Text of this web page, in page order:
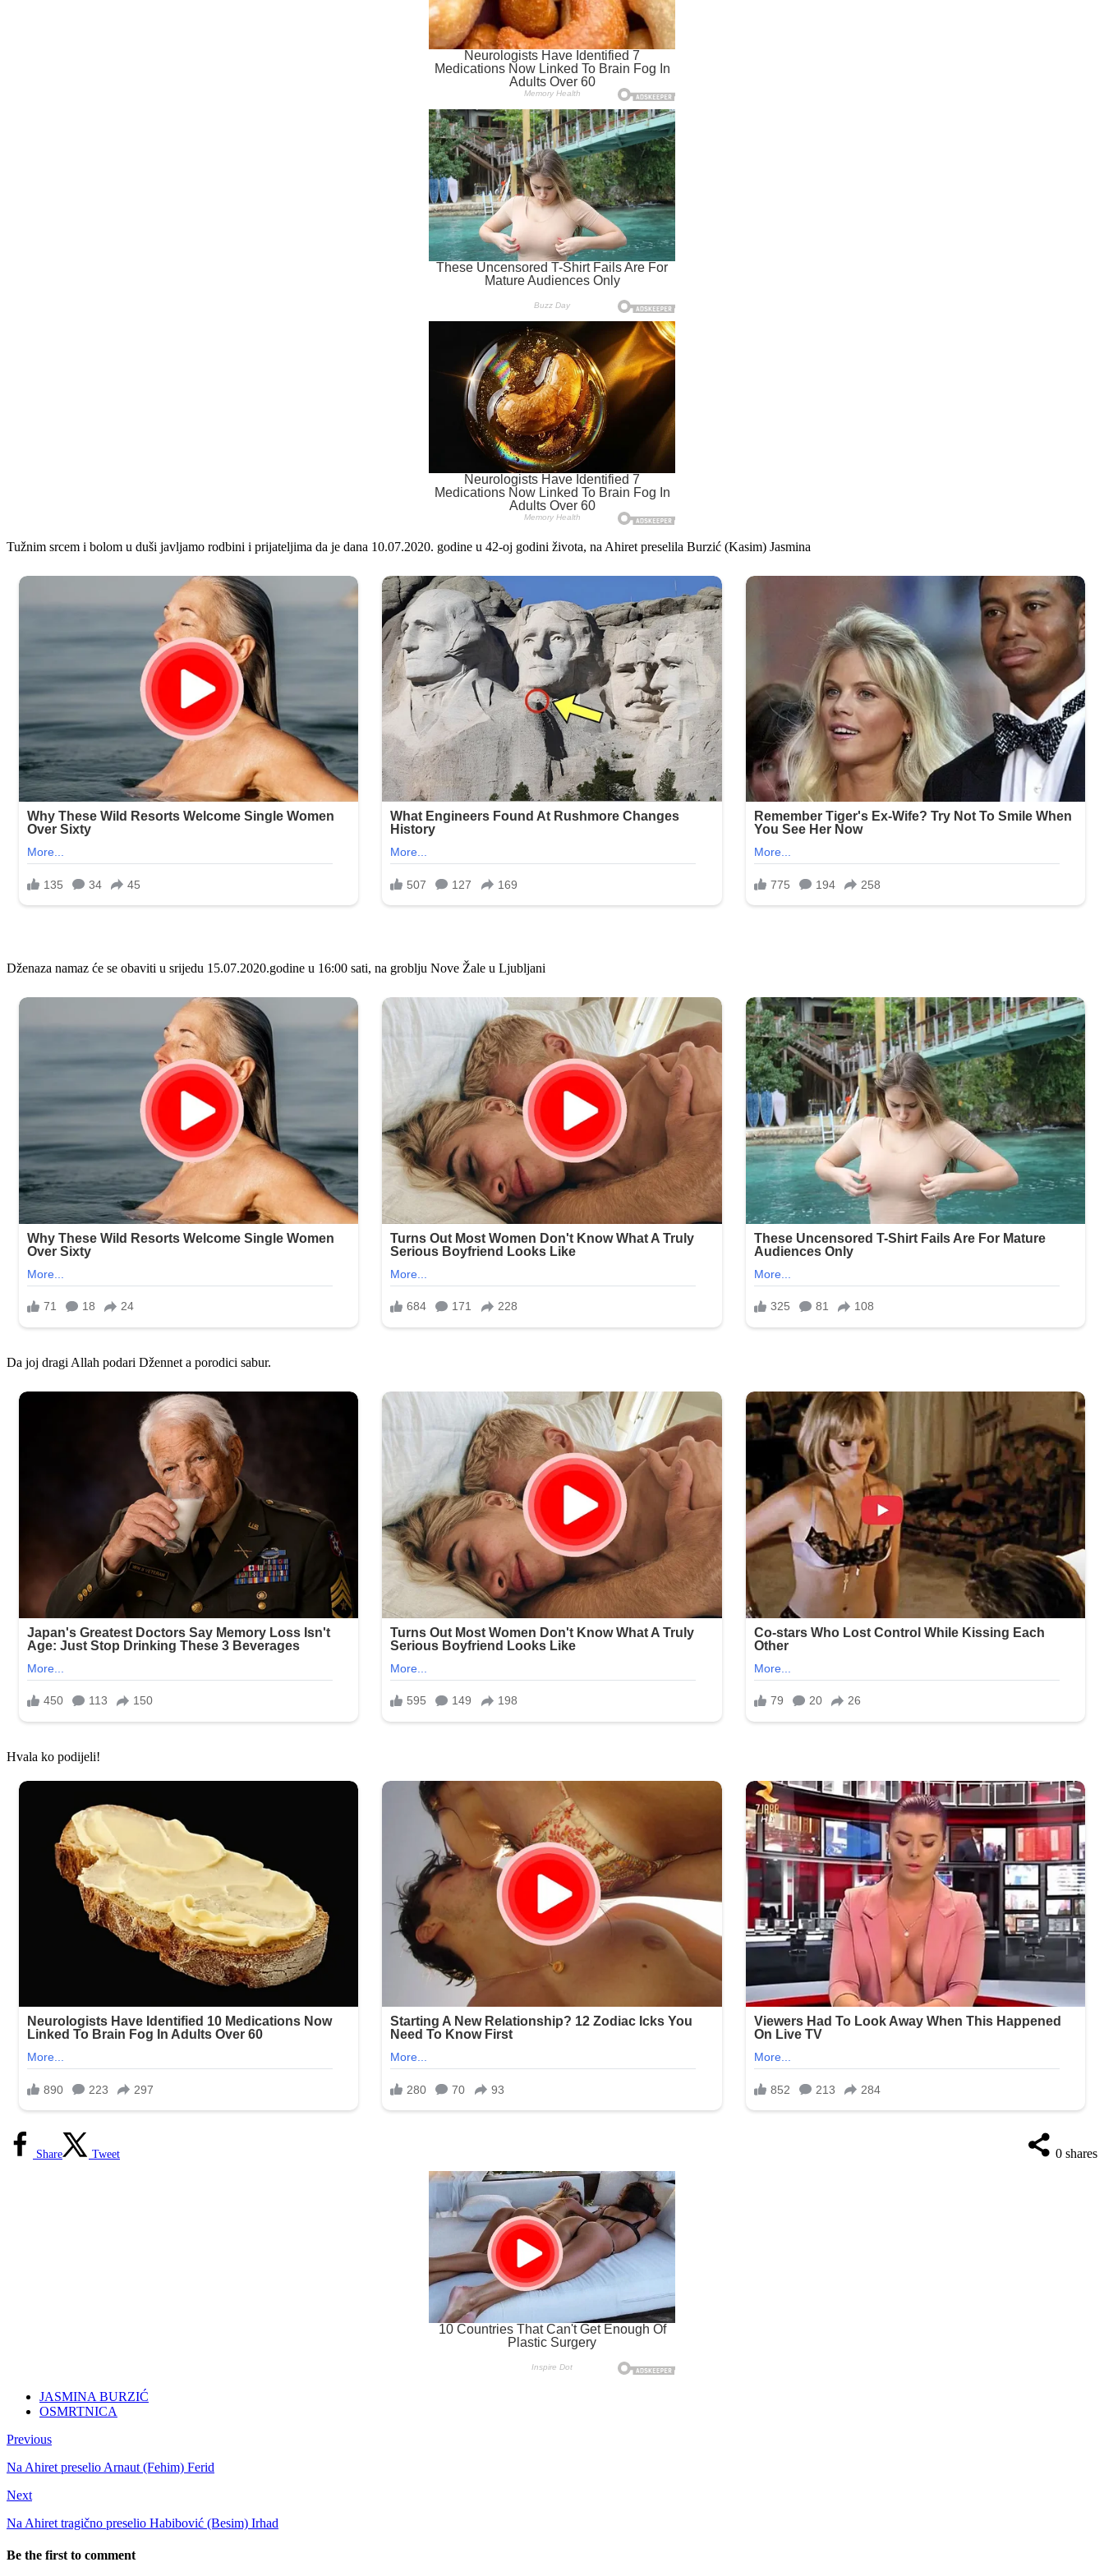
Tužnim srcem i bolom u duši javljamo rodbini i prijateljima da je dana 10.07.2020. godine u 42-oj godini života, na Ahiret preselila Burzić (Kasim) Jasmina
Dženaza namaz će se obaviti u srijedu 15.07.2020.godine u 16:00 sati, na groblju Nove Žale u Ljubljani
Da joj dragi Allah podari Džennet a porodici sabur.
Hvala ko podijeli!
0 shares
Share Tweet
JASMINA BURZIĆ
OSMRTNICA
Previous
Na Ahiret preselio Arnaut (Fehim) Ferid
Next
Na Ahiret tragično preselio Habibović (Besim) Irhad
Be the first to comment